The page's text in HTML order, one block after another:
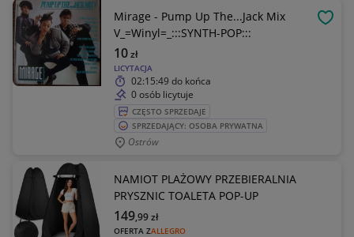
Mirage - Pump Up The...Jack Mix
V_=Winyl=_:::SYNTH-POP:::
LICYTACJA
10zł
02:15:49 do końca
0 osób licytuje
CZĘSTO SPRZEDAJE
SPRZEDAJĄCY: OSOBA PRYWATNA
Ostrów
NAMIOT PLAŻOWY PRZEBIERALNIA
PRYSZNIC TOALETA POP-UP
OFERTA ZALLEGRO
149,99zł